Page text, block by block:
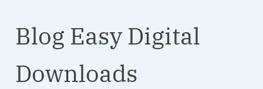
Blog Easy Digital
Downloads